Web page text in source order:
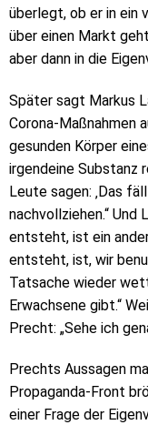
überlegt, ob er in ein
über einen Markt
aber dann in die
Später sagt Markus
Corona-Maßnahmen
gesunden Körper
irgendeine Substanz
Leute sagen: ‚Das
nachvollziehen.“ Und
entsteht, ist ein
entsteht, ist, wir
Tatsache wieder
Erwachsene gibt.“
Precht: „Sehe ich
Prechts Aussagen
Propaganda-Front
einer Frage der